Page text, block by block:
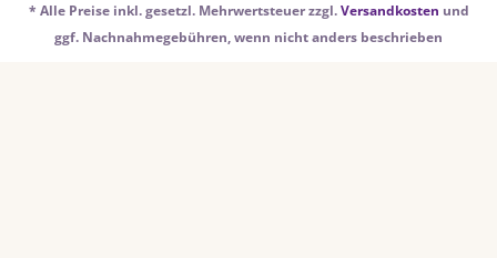
* Alle Preise inkl. gesetzl. Mehrwertsteuer zzgl.Versandkosten und
ggf. Nachnahmegebühren, wenn nicht anders beschrieben